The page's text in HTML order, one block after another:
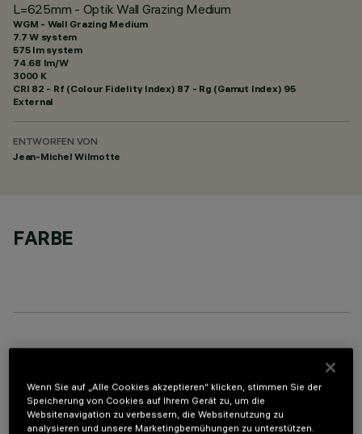
L=625mm - Optik Wall Grazing Medium
WGM - Wall Grazing Medium
7.7 W system
575 lm system
74.68 lm/W
3000 K
CRI 82 - Rf (Colour Fidelity Index) 87 - Rg (Gamut Index) 95
External
ENTWORFEN VON
Jean-Michel Wilmotte
FARBE
OPTIONALE KOMPONENTEN
Wenn Sie auf „Alle Cookies akzeptieren“ klicken, stimmen Sie der
Speicherung von Cookies auf Ihrem Gerät zu, um die
Websitenavigation zu verbessern, die Websitenutzung zu
analysieren und unsere Marketingbemühungen zu unterstützen.